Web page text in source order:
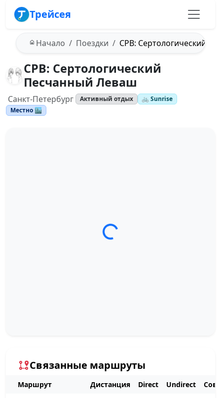
Трейсея
Начало Поездки СРВ: Сертологический
СРВ: Сертологический
Песчанный Леваш
Санкт-Петербург Активный отдых
🚲 Sunrise
Местно 🏙️
Загрузка трека...
Связанные маршруты
Маршрут Дистанция Direct Undirect